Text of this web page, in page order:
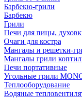
Барбекю-грили
Барбекю
Грили
Печи для пицы,
Очаги для костра
Мангалы и решетки-
Мангалы грили
Печи портативные
Угольные грили
Теплооборудование
Водяные